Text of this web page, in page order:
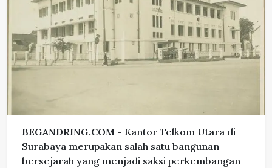
BEGANDRING.COM - Kantor Telkom Utara di
Surabaya merupakan salah satu bangunan
bersejarah yang menjadi saksi perkembangan